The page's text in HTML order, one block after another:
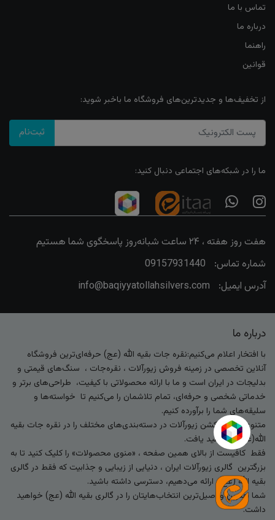
تماس با ما
درباره ما
راهنما
قوانین
از تخفیف‌ها و جدیدترین‌های فروشگاه ما باخبر شوید:
ثبت‌نام
ما را در شبکه‌های اجتماعی دنبال کنید:
هفت روز هفته ، ۲۴ ساعت شبانه‌روز پاسخگوی شما هستیم
شماره تماس:
09157931440
آدرس ایمیل:
info@baqiyyatollahsilvers.com
درباره ما
با افتخار اعلام می‌کنیم:نقره جات بقیه الله (عج) حرفه‌ای‌ترین فروشگاه
آنلاین تخصصی در زمینه فروش زیورآلات ، نقره‌جات ، سنگ‌های قیمتی و
بدلیجات در ایران است و ما با ارائه محصولاتی با کیفیت، طراحی‌های برتر و
خدماتی شخصی و حرفه‌ای، تمام تلاشمان را می‌کنیم تا خواسته‌ها و
سلیقه‌های شما را برآورده کنیم.
متنوع‌ترین کالکشن زیورآلات در دسته‌بندی‌های مختلف را در نقره جات بقیه
الله(عج) خواهید یافت.
فقط کافیست از بالای همین صفحه ، «منوی محصولات» را کلیک کنید تا به
بزرگترین گالری زیورآلات ایران ، دنیایی از زیبایی و جذابیت که فقط در گالری
بقیه الله (عج) ارائه می‌دهیم، دسترسی داشته باشید.
شما بهترین و اصیل‌ترین انتخاب‌هایتان را در گالری بقیه الله (عج) خواهید
داشت.